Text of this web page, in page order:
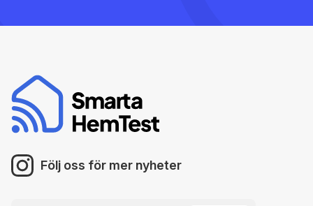
Följ oss för mer nyheter